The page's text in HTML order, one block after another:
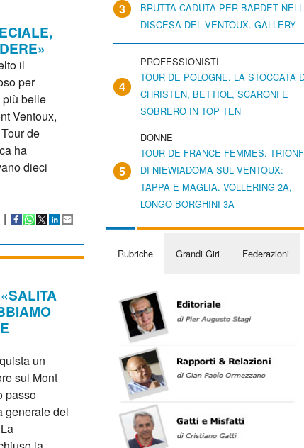
il
per
più belle
Ventoux,
de
ha
dieci
|
un
sul Mont
passo
generale del
3
BRUTTA CADUTA PER BARDET
DISCESA DEL VENTOUX. GALLERY
4
PROFESSIONISTI
TOUR DE POLOGNE. LA STOCCATA
CHRISTEN, BETTIOL, SCARONI E
SOBRERO IN TOP TEN
5
DONNE
TOUR DE FRANCE FEMMES.
DI NIEWIADOMA SUL VENTOUX:
TAPPA E MAGLIA. VOLLERING 2A,
LONGO BORGHINI 3A
Rubriche Grandi Giri Federazioni